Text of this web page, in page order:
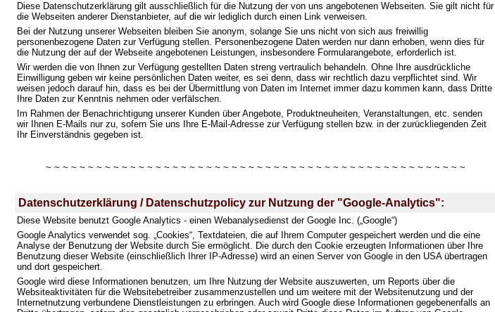
Diese Datenschutzerklärung gilt ausschließlich für die Nutzung der von uns angebotenen Webseiten. Sie gilt nicht für
die Webseiten anderer Dienstanbieter, auf die wir lediglich durch einen Link verweisen.
Bei der Nutzung unserer Webseiten bleiben Sie anonym, solange Sie uns nicht von sich aus freiwillig
personenbezogene Daten zur Verfügung stellen. Personenbezogene Daten werden nur dann erhoben, wenn dies für
die Nutzung der auf der Webseite angebotenen Leistungen, insbesondere Formularangebote, erforderlich ist.
Wir werden die von Ihnen zur Verfügung gestellten Daten streng vertraulich behandeln. Ohne Ihre ausdrückliche
Einwilligung geben wir keine persönlichen Daten weiter, es sei denn, dass wir rechtlich dazu verpflichtet sind. Wir
weisen jedoch darauf hin, dass es bei der Übermittlung von Daten im Internet immer dazu kommen kann, dass Dritte
Ihre Daten zur Kenntnis nehmen oder verfälschen.
Im Rahmen der Benachrichtigung unserer Kunden über Angebote, Produktneuheiten, Veranstaltungen, etc. senden
wir Ihnen E-Mails nur zu, sofern Sie uns Ihre E-Mail-Adresse zur Verfügung stellen bzw. in der zurückliegenden Zeit
Ihr Einverständnis gegeben ist.
~ ~ ~ ~ ~ ~ ~ ~ ~ ~ ~ ~ ~ ~ ~ ~ ~ ~ ~ ~ ~ ~ ~ ~ ~ ~ ~ ~ ~ ~ ~ ~ ~ ~ ~ ~ ~ ~ ~ ~ ~ ~ ~ ~ ~ ~ ~ ~ ~ ~
Datenschutzerklärung / Datenschutzpolicy zur Nutzung der "Google-Analytics":
Diese Website benutzt Google Analytics - einen Webanalysedienst der Google Inc. („Google“)
Google Analytics verwendet sog. „Cookies“, Textdateien, die auf Ihrem Computer gespeichert werden und die eine
Analyse der Benutzung der Website durch Sie ermöglicht. Die durch den Cookie erzeugten Informationen über Ihre
Benutzung dieser Website (einschließlich Ihrer IP-Adresse) wird an einen Server von Google in den USA übertragen
und dort gespeichert.
Google wird diese Informationen benutzen, um Ihre Nutzung der Website auszuwerten, um Reports über die
Websiteaktivitäten für die Websitebetreiber zusammenzustellen und um weitere mit der Websitenutzung und der
Internetnutzung verbundene Dienstleistungen zu erbringen. Auch wird Google diese Informationen gegebenenfalls an